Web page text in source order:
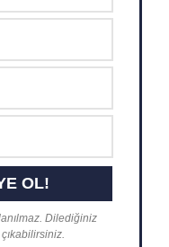
Dilediğiniz